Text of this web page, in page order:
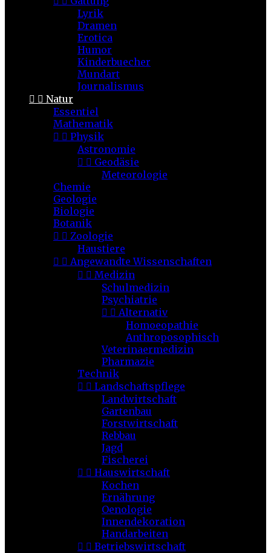
Lyrik
Dramen
Erotica
Humor
Kinderbuecher
Mundart
Journalismus
  Natur
Essentiel
Mathematik
  Physik
Astronomie
  Geodäsie
Meteorologie
Chemie
Geologie
Biologie
Botanik
  Zoologie
Haustiere
  Angewandte Wissenschaften
  Medizin
Schulmedizin
Psychiatrie
  Alternativ
Homoeopathie
Anthroposophisch
Veterinaermedizin
Pharmazie
Technik
  Landschaftspflege
Landwirtschaft
Gartenbau
Forstwirtschaft
Rebbau
Jagd
Fischerei
  Hauswirtschaft
Kochen
Ernährung
Oenologie
Innendekoration
Handarbeiten
  Betriebswirtschaft